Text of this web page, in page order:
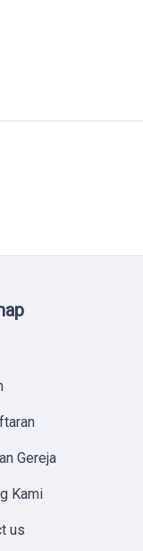
Gereja
Kami
us